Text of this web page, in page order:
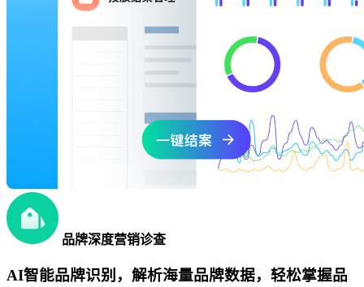
品牌深度营销诊查
AI智能品牌识别，解析海量品牌数据，轻松掌握品